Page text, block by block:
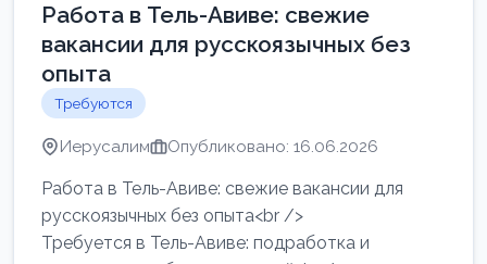
Работа в Тель-Авиве: свежие
вакансии для русскоязычных без
опыта
Требуются
Иерусалим Опубликовано: 16.06.2026
Работа в Тель-Авиве: свежие вакансии для
русскоязычных без опыта<br />
Требуется в Тель-Авиве: подработка и